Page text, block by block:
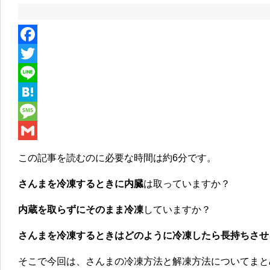
F
a
e
b
k
T
w
i
r
i
n
H
a
n
a
M
s
a
a
i
この記事を読むのに必要な時間は約6分です。
さんまを冷凍するときに内臓は取っていますか？
内蔵を取らずにそのまま冷凍していますか？
さんまを冷凍するときはどのように冷凍したら長持ちさ
そこで今回は、さんまの冷凍方法と解凍方法についてま